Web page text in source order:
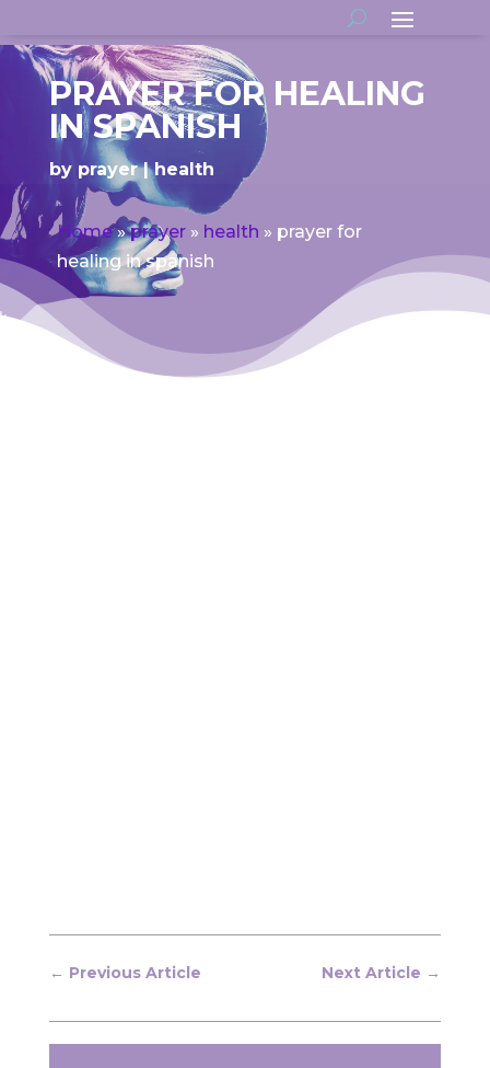
PRAYER FOR HEALING
IN SPANISH
by prayer health
Home»prayer» health » prayer for
healing in spanish
← Previous Article Next Article →